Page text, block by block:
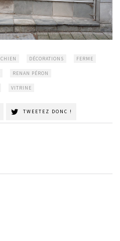
CHIEN DÉCORATIONS FERME
RENAN PÉRON
VITRINE
TWEETEZ DONC !